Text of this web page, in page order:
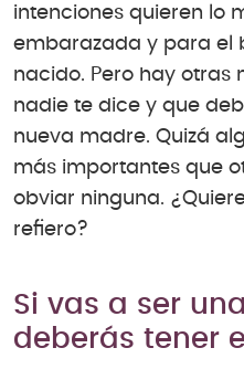
intenciones quieren lo
embarazada y para el
nacido. Pero hay otras
nadie te dice y que
nueva madre. Quizá
más importantes que
obviar ninguna.
refiero?
Si vas a ser
deberás tener